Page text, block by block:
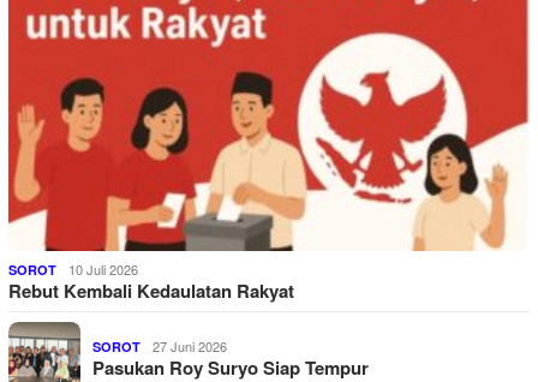
SOROT 10 Juli 2026
Rebut Kembali Kedaulatan Rakyat
SOROT 27 Juni 2026
Pasukan Roy Suryo Siap Tempur